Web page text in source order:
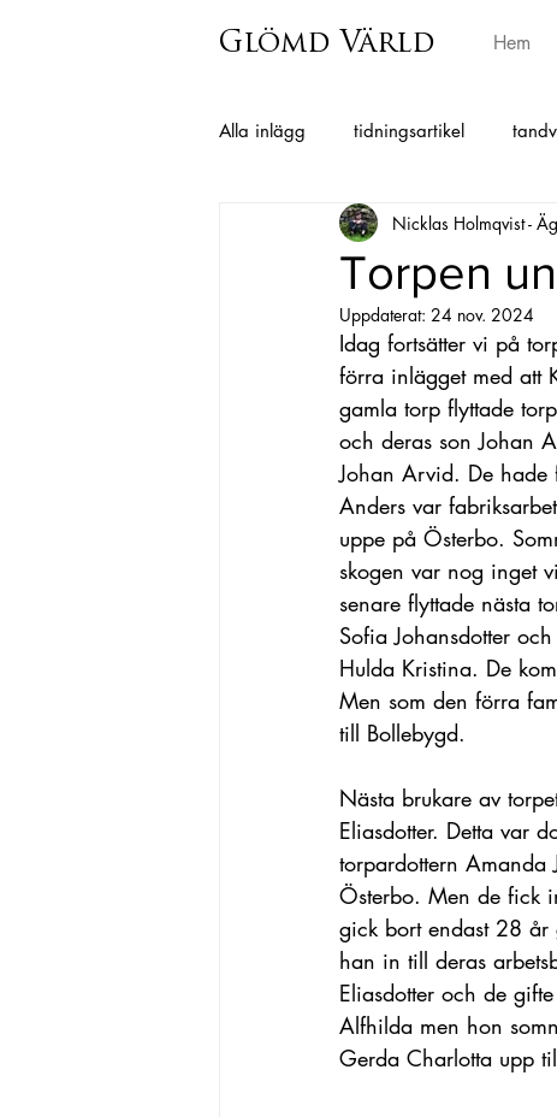
Glömd Värld Hem
Alla inlägg tidningsartikel
Grimmared Istorp Horred
Hajom Surteby
Charlotta Andersson Sandberg
Folkminnen från Skephult
Torpen
Nicklas Holmqvist -
Uppdaterat: 24 nov. 2024
Idag fortsätter vi på
förra inlägget med att
gamla torp flyttade
och deras son Johan
Johan Arvid. De hade
Anders var
uppe på Österbo.
skogen var nog inget
senare flyttade nästa
Sofia Johansdotter
Hulda Kristina. De
Men som den förra
till Bollebygd.
Nästa brukare av
Eliasdotter. Detta var
torpardottern Amanda
Österbo. Men de fick
gick bort endast 28 år
han in till deras
Eliasdotter och de
Alfhilda men hon
Gerda Charlotta upp